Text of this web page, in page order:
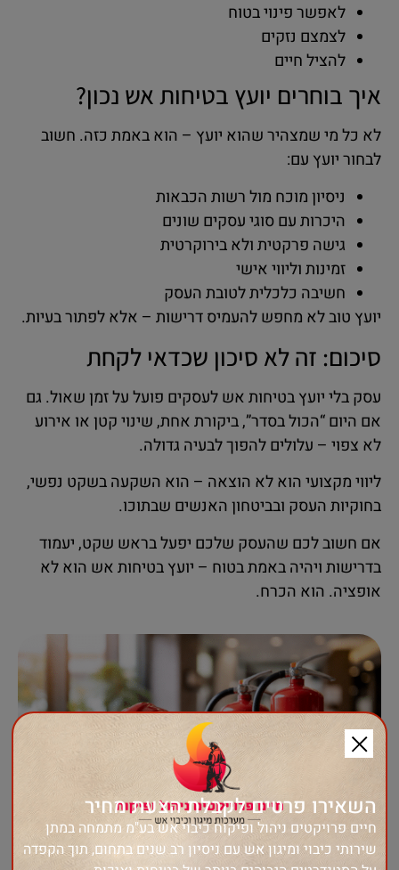
לאפשר פינוי בטוח
לצמצם נזקים
להציל חיים
איך בוחרים יועץ בטיחות אש נכון?
לא כל מי שמצהיר שהוא יועץ – הוא באמת כזה. חשוב
לבחור יועץ עם:
ניסיון מוכח מול רשות הכבאות
היכרות עם סוגי עסקים שונים
גישה פרקטית ולא בירוקרטית
זמינות וליווי אישי
חשיבה כלכלית לטובת העסק
יועץ טוב לא מחפש להעמיס דרישות – אלא לפתור בעיות.
סיכום: זה לא סיכון שכדאי לקחת
עסק בלי יועץ בטיחות אש לעסקים פועל על זמן שאול. גם
אם היום “הכול בסדר”, ביקורת אחת, שינוי קטן או אירוע
לא צפוי – עלולים להפוך לבעיה גדולה.
ליווי מקצועי הוא לא הוצאה – הוא השקעה בשקט נפשי,
בחוקיות העסק ובביטחון האנשים שבתוכו.
אם חשוב לכם שהעסק שלכם יפעל בראש שקט, יעמוד
בדרישות ויהיה באמת בטוח – יועץ בטיחות אש הוא לא
אופציה. הוא הכרח.
השאירו פרטים לקבלת הצעת מחיר
חיים פרויקטים ניהול ופיקוח כיבוי אש בע"מ מתמחה במתן
שירותי כיבוי ומיגון אש עם ניסיון רב שנים בתחום, תוך הקפדה